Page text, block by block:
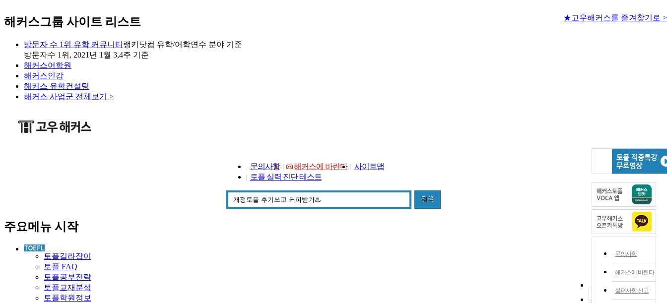
해커스그룹 사이트 리스트
방문자 수 1위 유학 커뮤니티 랭키닷컴 유학/어학연수 분야 기준
방문자수 1위, 2021년 1월 3,4주 기준
해커스어학원
해커스인강
해커스 유학컨설팅
해커스 사업군 전체보기 >
문의사항 해커스에 바란다
사이트맵
토플 실력 진단 테스트
★고우해커스를 즐겨찾기로 >
검색
주요메뉴 시작
토플길라잡이
토플 FAQ
토플공부전략
토플교재분석
토플학원정보
문의사항
해커스에 바란다
불편사항 신고